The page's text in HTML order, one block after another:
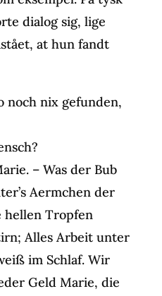
dialog sig, lige
at hun fandt
noch nix gefunden,
– Was der Bub
Aermchen der
hellen Tropfen
Alles Arbeit unter
im Schlaf. Wir
Geld Marie, die